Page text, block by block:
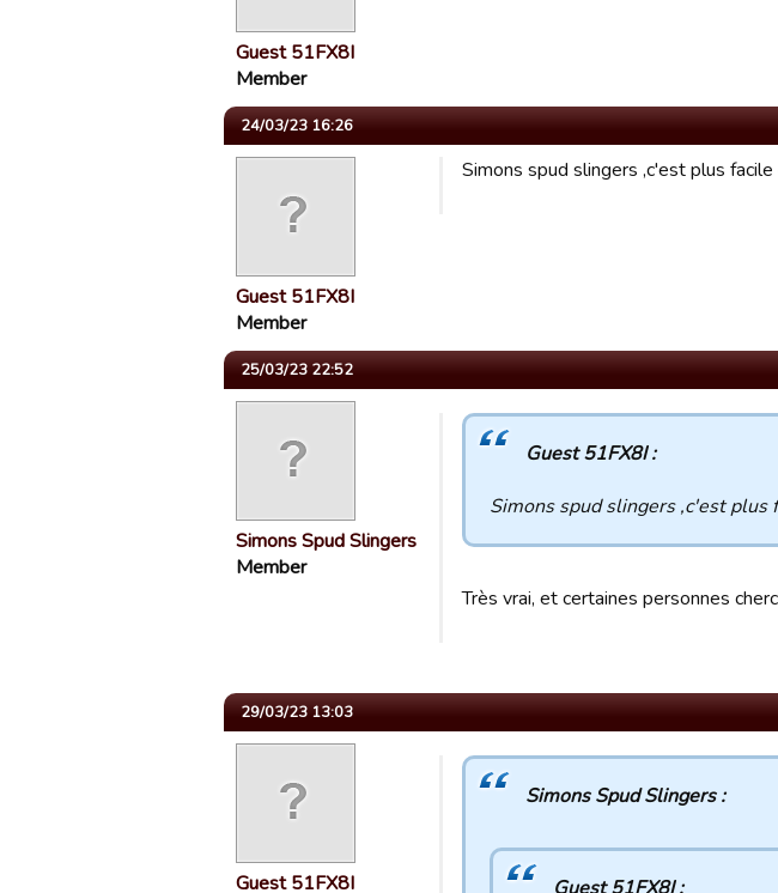
Guest 51FX8I
Member
24/03/23 16:26
Guest 51FX8I
Member
Simons spud slingers ,c'est plus
25/03/23 22:52
Simons Spud Slingers
Member
Guest 51FX8I :
Simons spud slingers ,c'est plus
Très vrai, et certaines personnes
29/03/23 13:03
Guest 51FX8I
Simons Spud Slingers :